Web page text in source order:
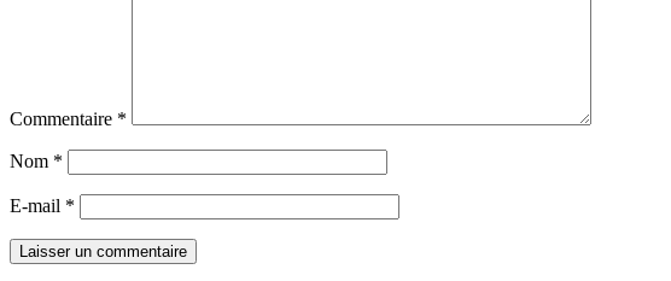
Commentaire *
Nom *
E-mail *